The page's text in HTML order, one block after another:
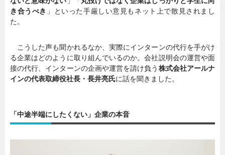
き合うべき 」といった手厳しい意見もネット上で散見されまし
た。
こうした声も聞かれるなか、実際にインターンの代行を手がけ
る企業はどのように取り組んでいるのか。会社説明会の運営や面
接の代行、インターンの企画や運営を請け負う 株式会社アールナ
インの代表取締役社長・長井亮氏に話を聞きました。
「中途半端にしたくない」企業の本音